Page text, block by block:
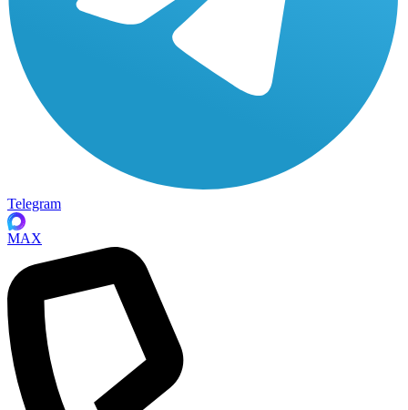
Telegram
MAX